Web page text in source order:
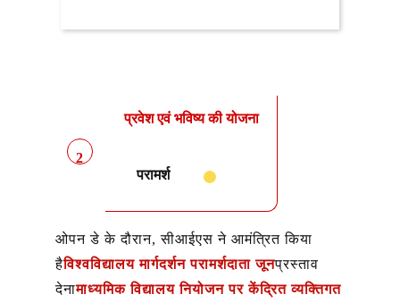
2
प्रवेश एवं भविष्य की योजना
परामर्श
ओपन डे के दौरान, सीआईएस ने आमंत्रित किया
हैविश्वविद्यालय मार्गदर्शन परामर्शदाता जूनप्रस्ताव
देनामाध्यमिक विद्यालय नियोजन पर केंद्रित व्यक्तिगत